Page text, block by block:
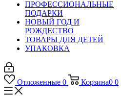
ПРОФЕССИОНАЛЬНЫЕ
ПОДАРКИ
НОВЫЙ ГОД И
РОЖДЕСТВО
ТОВАРЫ ДЛЯ ДЕТЕЙ
УПАКОВКА
Отложенные 0 Корзина0 0